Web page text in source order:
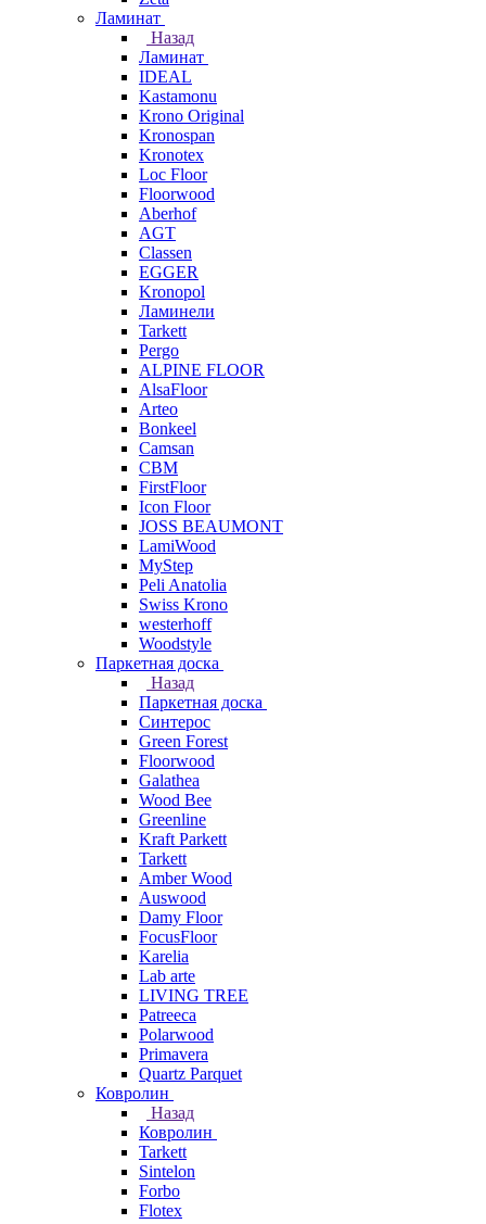
Ламинат
Назад
Ламинат
IDEAL
Kastamonu
Krono Original
Kronospan
Kronotex
Loc Floor
Floorwood
Aberhof
AGT
Classen
EGGER
Kronopol
Ламинели
Tarkett
Pergo
ALPINE FLOOR
AlsaFloor
Arteo
Bonkeel
Camsan
CBM
FirstFloor
Icon Floor
JOSS BEAUMONT
LamiWood
MyStep
Peli Anatolia
Swiss Krono
westerhoff
Woodstyle
Паркетная доска
Назад
Паркетная доска
Синтерос
Green Forest
Floorwood
Galathea
Wood Bee
Greenline
Kraft Parkett
Tarkett
Amber Wood
Auswood
Damy Floor
FocusFloor
Karelia
Lab arte
LIVING TREE
Patreeca
Polarwood
Primavera
Quartz Parquet
Ковролин
Назад
Ковролин
Tarkett
Sintelon
Forbo
Flotex